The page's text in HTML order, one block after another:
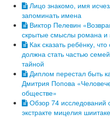
Лицо знакомо, имя
запоминать имена
Виктор Пелевин
скрытые смыслы романа и
Как сказать ребёнку,
должна стать частью
тайной
Диплом перестал быть
Дмитрия Попова
обществе»
Обзор 74 исследований
экстракте мицелия шиитаке